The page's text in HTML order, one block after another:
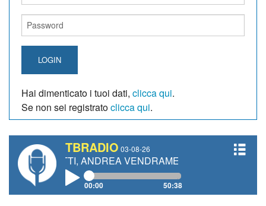
LOGIN
Hai dimenticato i tuoi dati, clicca qui.
Se non sei registratoclicca qui.
TBRADIO 03-08-26
ANDREA VENDRAME, FILIPPO FIORELLI
00:00 50:38